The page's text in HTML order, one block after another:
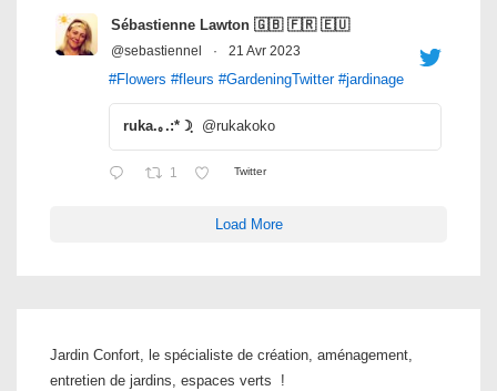
Sébastienne Lawton 🇬🇧 🇫🇷 🇪🇺
@sebastiennel · 21 Avr 2023
#Flowers #fleurs #GardeningTwitter #jardinage
ruka.｡.:*☽ฺ @rukakoko
1 Twitter
Load More
Jardin Confort, le spécialiste de création, aménagement,
entretien de jardins, espaces verts !